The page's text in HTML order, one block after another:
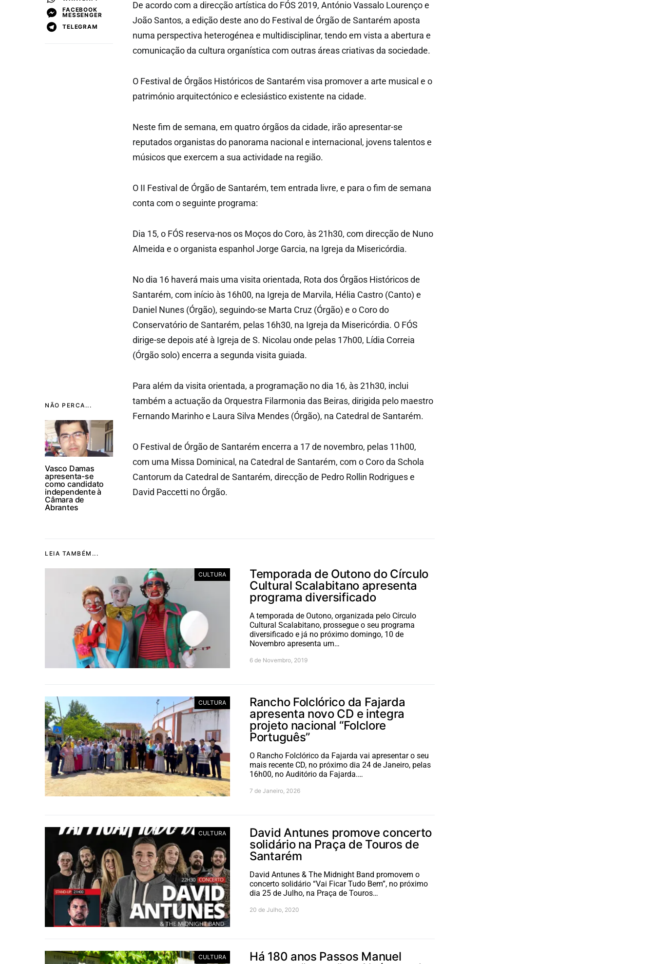
NÃO PERCA...
Vasco Damas
apresenta-se
como candidato
independente à
Câmara de
Abrantes
FACEBOOK
MESSENGER
TELEGRAM
De acordo com a direcção artística do FÓS 2019, António Vassalo Lourenço e
João Santos, a edição deste ano do Festival de Órgão de Santarém aposta
numa perspectiva heterogénea e multidisciplinar, tendo em vista a abertura e
comunicação da cultura organística com outras áreas criativas da sociedade.
O Festival de Órgãos Históricos de Santarém visa promover a arte musical e o
património arquitectónico e eclesiástico existente na cidade.
Neste fim de semana, em quatro órgãos da cidade, irão apresentar-se
reputados organistas do panorama nacional e internacional, jovens talentos e
músicos que exercem a sua actividade na região.
O II Festival de Órgão de Santarém, tem entrada livre, e para o fim de semana
conta com o seguinte programa:
Dia 15, o FÓS reserva-nos os Moços do Coro, às 21h30, com direcção de Nuno
Almeida e o organista espanhol Jorge Garcia, na Igreja da Misericórdia.
No dia 16 haverá mais uma visita orientada, Rota dos Órgãos Históricos de
Santarém, com início às 16h00, na Igreja de Marvila, Hélia Castro (Canto) e
Daniel Nunes (Órgão), seguindo-se Marta Cruz (Órgão) e o Coro do
Conservatório de Santarém, pelas 16h30, na Igreja da Misericórdia. O FÓS
dirige-se depois até à Igreja de S. Nicolau onde pelas 17h00, Lídia Correia
(Órgão solo) encerra a segunda visita guiada.
Para além da visita orientada, a programação no dia 16, às 21h30, inclui
também a actuação da Orquestra Filarmonia das Beiras, dirigida pelo maestro
Fernando Marinho e Laura Silva Mendes (Órgão), na Catedral de Santarém.
O Festival de Órgão de Santarém encerra a 17 de novembro, pelas 11h00,
com uma Missa Dominical, na Catedral de Santarém, com o Coro da Schola
Cantorum da Catedral de Santarém, direcção de Pedro Rollin Rodrigues e
David Paccetti no Órgão.
LEIA TAMBÉM...
CULTURA
Temporada de Outono do Círculo
Cultural Scalabitano apresenta
programa diversificado
A temporada de Outono, organizada pelo Círculo
Cultural Scalabitano, prossegue o seu programa
diversificado e já no próximo domingo, 10 de
Novembro apresenta um…
6 de Novembro, 2019
CULTURA
Rancho Folclórico da Fajarda
apresenta novo CD e integra
projeto nacional “Folclore
Português”
O Rancho Folclórico da Fajarda vai apresentar o seu
mais recente CD, no próximo dia 24 de Janeiro, pelas
16h00, no Auditório da Fajarda.…
7 de Janeiro, 2026
CULTURA
David Antunes promove concerto
solidário na Praça de Touros de
Santarém
David Antunes & The Midnight Band promovem o
concerto solidário “Vai Ficar Tudo Bem”, no próximo
dia 25 de Julho, na Praça de Touros…
20 de Julho, 2020
CULTURA
Há 180 anos Passos Manuel